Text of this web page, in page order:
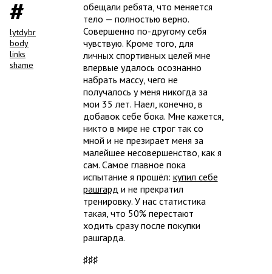
lytdybr
body
links
shame
обещали ребята, что меняется
тело — полностью верно.
Совершенно по-другому себя
чувствую. Кроме того, для
личных спортивных целей мне
впервые удалось осознанно
набрать массу, чего не
получалось у меня никогда за
мои 35 лет. Наел, конечно, в
добавок себе бока. Мне кажется,
никто в мире не строг так со
мной и не презирает меня за
малейшее несовершенство, как я
сам. Самое главное пока
испытание я прошёл: купил себе
рашгард и не прекратил
тренировку. У нас статистика
такая, что 50% перестают
ходить сразу после покупки
рашгарда.
♯♯♯